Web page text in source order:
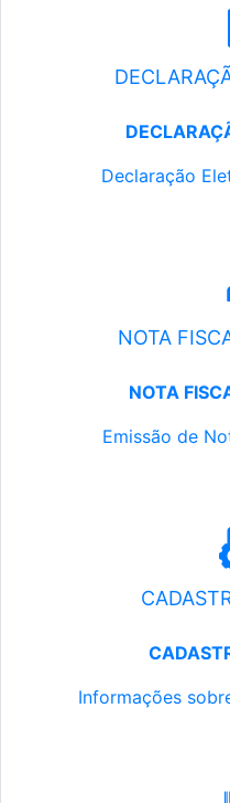
Declaração
NOTA
NOTA
Emissão de
Informações